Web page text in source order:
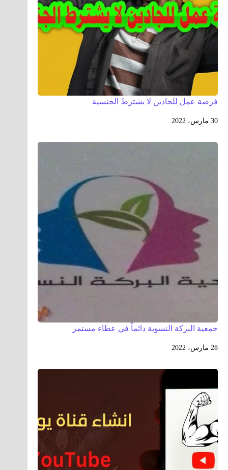
فرصة عمل للجادين لا يشترط الجنسية
30 مارس، 2022
جمعية البركة النسوية دائماً في عطاء مستمر
28 مارس، 2022